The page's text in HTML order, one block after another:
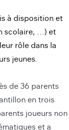
à disposition et
scolaire, …) et
rôle dans la
jeunes.
de 36 parents
en trois
joueurs non
et a